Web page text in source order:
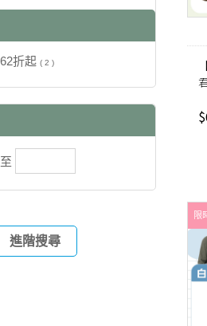
折起 ( 2 )
至
進階搜尋
限